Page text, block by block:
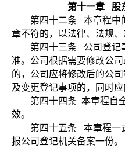
第十一章
股
第四十二条
本章程中
章不符的，以法律、法规、
第四十三条
公司登记
准。公司根据需要修改公
的，公司应将修改后的公
及变更登记事项的，同时
第四十四条 本章程自
效。
第四十五条
本章程一
报公司登记机关备案一份。